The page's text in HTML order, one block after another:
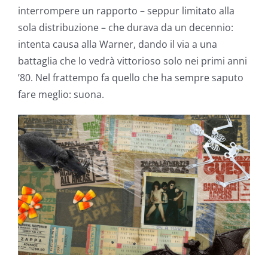
interrompere un rapporto – seppur limitato alla
sola distribuzione – che durava da un decennio:
intenta causa alla Warner, dando il via a una
battaglia che lo vedrà vittorioso solo nei primi anni
’80. Nel frattempo fa quello che ha sempre saputo
fare meglio: suona.